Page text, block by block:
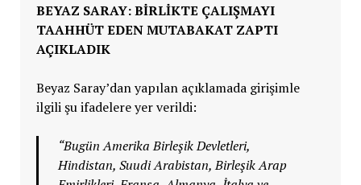
BEYAZ SARAY: BİRLİKTE ÇALIŞMAYI
TAAHHÜT EDEN MUTABAKAT ZAPTI
AÇIKLADIK
Beyaz Saray’dan yapılan açıklamada girişimle
ilgili şu ifadelere yer verildi:
“Bugün Amerika Birleşik Devletleri,
Hindistan, Suudi Arabistan, Birleşik Arap